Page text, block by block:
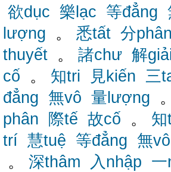
欲dục 樂lạc 等đẳng
lượng 。 悉tất 分phân
thuyết 。 諸chư 解
cố 。 知tri 見kiến 三
đẳng 無vô 量lượng 。
phân
際tế 故cố 。 知
trí 慧tuệ 等đẳng 無vô
。 深thâm 入nhập